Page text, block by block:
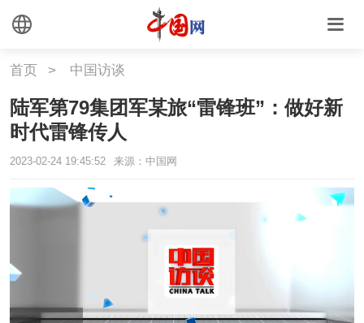
首页 > 中国访谈
陆军第79集团军某旅“雷锋班”：做好新
时代雷锋传人
2023-02-24 19:45:52 来源：中国网